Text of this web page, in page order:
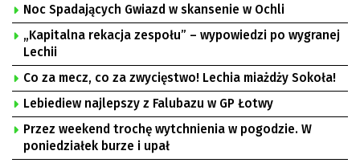
Noc Spadających Gwiazd w skansenie w Ochli
„Kapitalna rekacja zespołu” – wypowiedzi po wygranej
Lechii
Co za mecz, co za zwycięstwo! Lechia miażdży Sokoła!
Lebiediew najlepszy z Falubazu w GP Łotwy
Przez weekend trochę wytchnienia w pogodzie. W
poniedziałek burze i upał